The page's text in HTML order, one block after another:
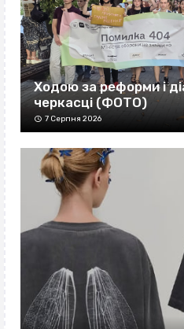
Ходою за реформи і
черкасці (ФОТО)
7 Серпня 2026